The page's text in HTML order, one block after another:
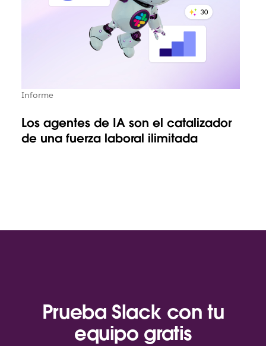
Informe
Los agentes de IA son el catalizador
de una fuerza laboral ilimitada
Prueba Slack con tu
equipo gratis